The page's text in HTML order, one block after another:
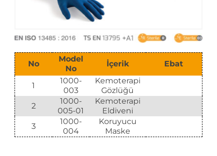
No
Model
No
İçerik Ebat
1
1000-
003
Kemoterapi
Gözlüğü
2
1000-
005-01
Kemoterapi
Eldiveni
3
1000-
004
Koruyucu
Maske